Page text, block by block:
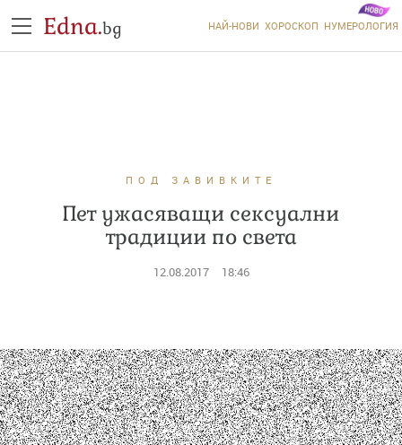
Edna.bg НАЙ-НОВИ ХОРОСКОП НУМЕРОЛОГИЯ
ПОД ЗАВИВКИТЕ
Пет ужасяващи сексуални
традиции по света
12.08.2017 18:46